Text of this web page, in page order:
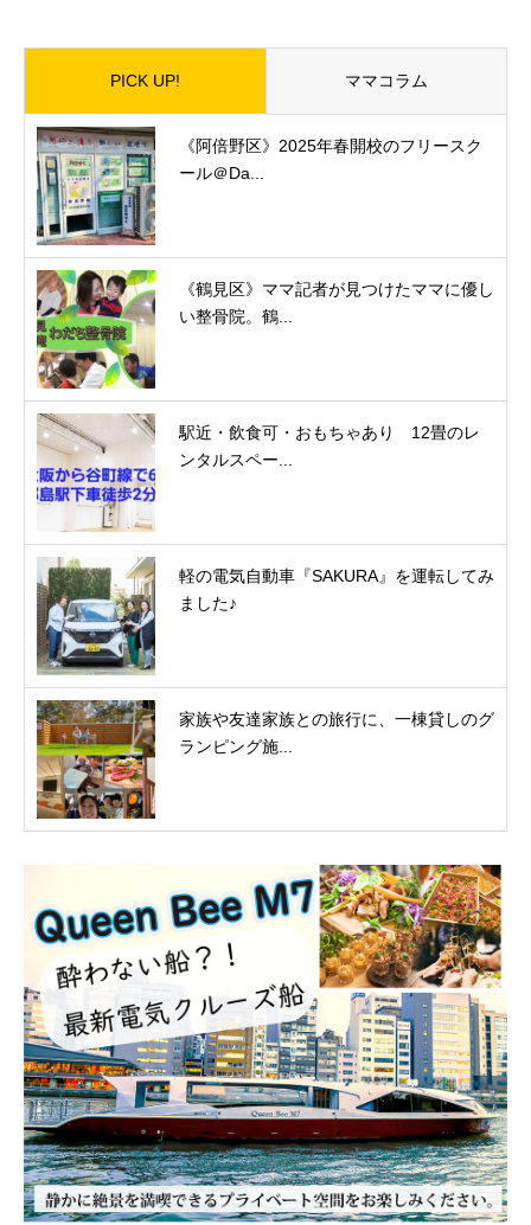
PICK UP! ママコラム
《阿倍野区》2025年春開校のフリースク
ール＠Da...
《鶴見区》ママ記者が見つけたママに優し
い整骨院。鶴...
駅近・飲食可・おもちゃあり 12畳のレ
ンタルスペー...
軽の電気自動車『SAKURA』を運転してみ
ました♪
家族や友達家族との旅行に、一棟貸しのグ
ランピング施...